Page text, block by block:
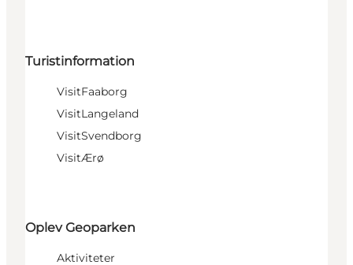
Turistinformation
VisitFaaborg
VisitLangeland
VisitSvendborg
VisitÆrø
Oplev Geoparken
Aktiviteter